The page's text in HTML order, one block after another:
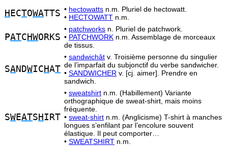
H ECTOWATTS • hectowatts n.m. Pluriel de hectowatt.
• HECTOWATT n.m.
PATC HWORKS
• patchworks n. Pluriel de patchwork.
• PATCHWORK n.m. Assemblage de morceaux
de tissus.
SANDWIC HAT
• sandwichât v. Troisième personne du singulier
de l’imparfait du subjonctif du verbe sandwicher.
• SANDWICHER v. [cj. aimer]. Prendre en
sandwich.
SWEATS H IRT
• sweatshirt n.m. (Habillement) Variante
orthographique de sweat-shirt, mais moins
fréquente.
• sweat-shirt n.m. (Anglicisme) T-shirt à manches
longues s’enfilant par l’encolure souvent
élastique. Il peut comporter…
• SWEATSHIRT n.m.